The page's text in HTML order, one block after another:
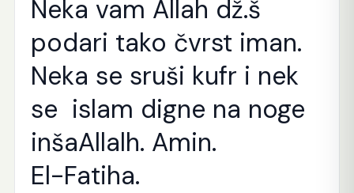
Neka vam Allah dž.š
podari tako čvrst iman.
Neka se sruši kufr i nek
se islam digne na noge
inšaAllalh. Amin.
El-Fatiha.